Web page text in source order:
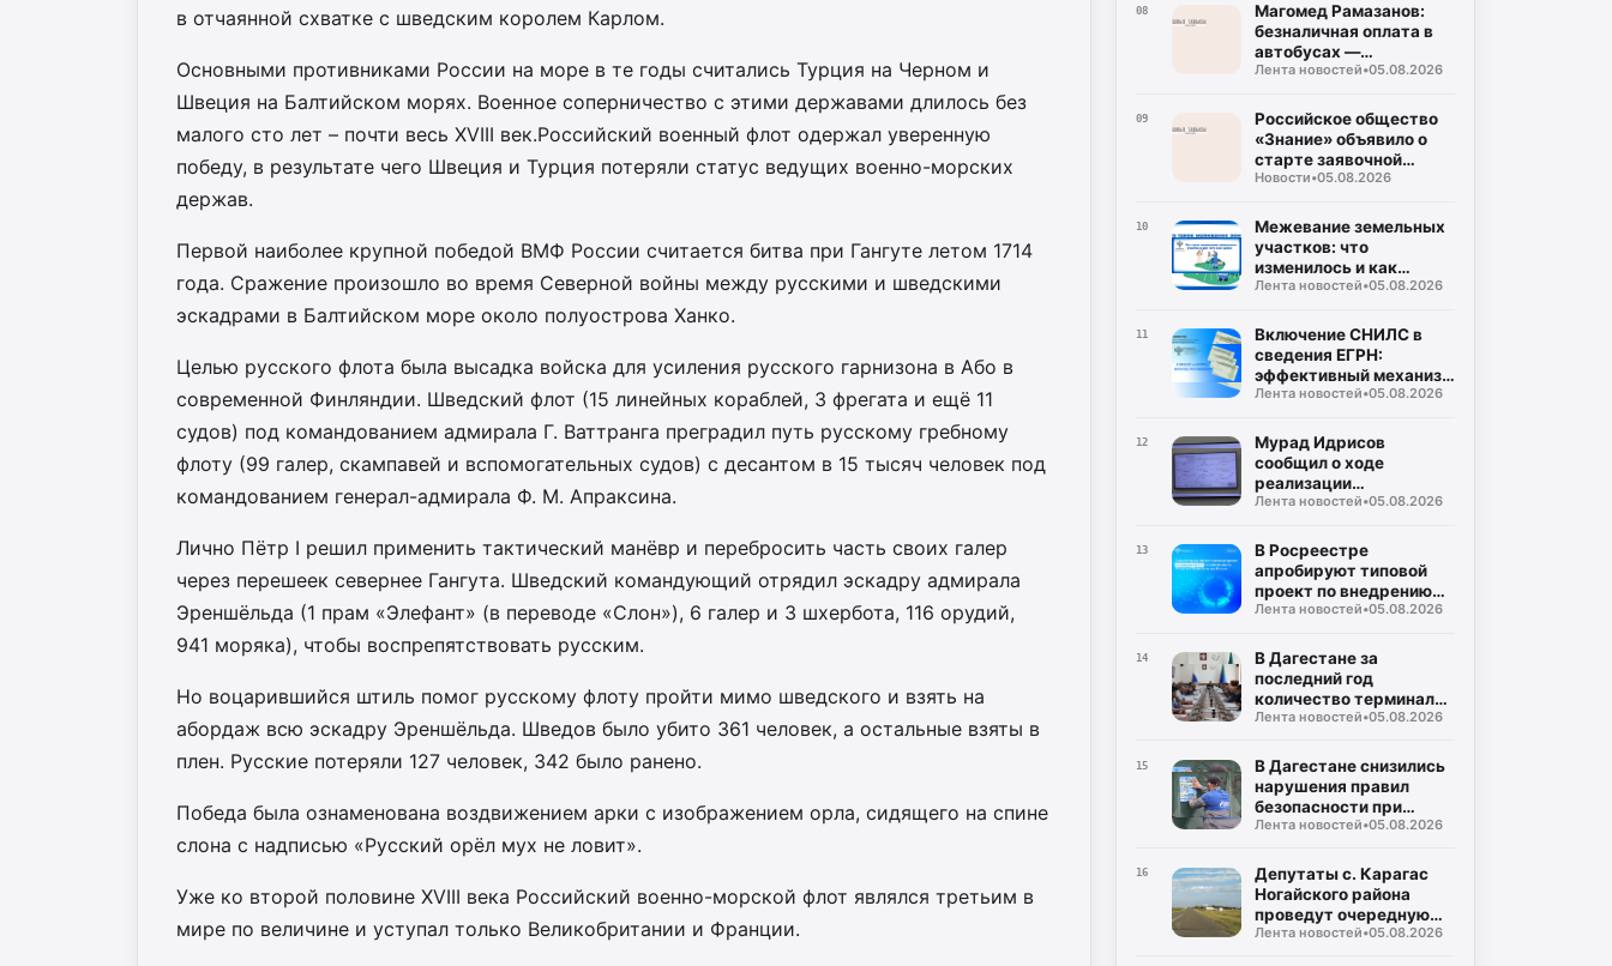
в отчаянной схватке с шведским королем Карлом.
Основными противниками России на море в те годы считались Турция на Черном и
Швеция на Балтийском морях. Военное соперничество с этими державами длилось без
малого сто лет – почти весь XVIII век.Российский военный флот одержал уверенную
победу, в результате чего Швеция и Турция потеряли статус ведущих военно-морских
держав.
Первой наиболее крупной победой ВМФ России считается битва при Гангуте летом 1714
года. Сражение произошло во время Северной войны между русскими и шведскими
эскадрами в Балтийском море около полуострова Ханко.
Целью русского флота была высадка войска для усиления русского гарнизона в Або в
современной Финляндии. Шведский флот (15 линейных кораблей, 3 фрегата и ещё 11
судов) под командованием адмирала Г. Ваттранга преградил путь русскому гребному
флоту (99 галер, скампавей и вспомогательных судов) с десантом в 15 тысяч человек под
командованием генерал-адмирала Ф. М. Апраксина.
Лично Пётр I решил применить тактический манёвр и перебросить часть своих галер
через перешеек севернее Гангута. Шведский командующий отрядил эскадру адмирала
Эреншёльда (1 прам «Элефант» (в переводе «Слон»), 6 галер и 3 шхербота, 116 орудий,
941 моряка), чтобы воспрепятствовать русским.
Но воцарившийся штиль помог русскому флоту пройти мимо шведского и взять на
абордаж всю эскадру Эреншёльда. Шведов было убито 361 человек, а остальные взяты в
плен. Русские потеряли 127 человек, 342 было ранено.
Победа была ознаменована воздвижением арки с изображением орла, сидящего на спине
слона с надписью «Русский орёл мух не ловит».
Уже ко второй половине XVIII века Российский военно-морской флот являлся третьим в
мире по величине и уступал только Великобритании и Франции.
08
Магомед Рамазанов:
безналичная оплата в
автобусах —
требование, а не
Лента новостей•05.08.2026
09
Российское общество
«Знание» объявило о
старте заявочной
кампании на соискание
награды «Знание.
Премия-2026».
Новости•05.08.2026
10
Межевание земельных
участков: что
изменилось и как
правильно установить
Лента новостей•05.08.2026
11
Включение СНИЛС в
сведения ЕГРН:
эффективный механизм
обеспечения
недвижимости
Лента новостей•05.08.2026
12
Мурад Идрисов
сообщил о ходе
реализации
мероприятий по
безналичных расчетов
Лента новостей•05.08.2026
13
В Росреестре
апробируют типовой
проект по внедрению
технологий ИИ
Лента новостей•05.08.2026
14
В Дагестане за
последний год
количество терминалов
увеличилось на 28,6%
Лента новостей•05.08.2026
15
В Дагестане снизились
нарушения правил
безопасности при
эксплуатации газового
Лента новостей•05.08.2026
16
Депутаты с. Карагас
Ногайского района
проведут очередную
сессию
Лента новостей•05.08.2026